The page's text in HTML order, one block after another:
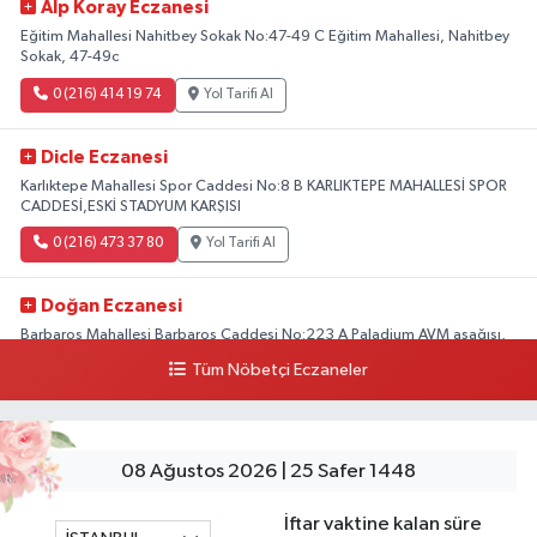
Alp Koray Eczanesi
Eğitim Mahallesi Nahitbey Sokak No:47-49 C Eğitim Mahallesi, Nahitbey
Sokak, 47-49c
0 (216) 414 19 74 Yol Tarifi Al
Dicle Eczanesi
Karlıktepe Mahallesi Spor Caddesi No:8 B KARLIKTEPE MAHALLESİ SPOR
CADDESİ,ESKİ STADYUM KARŞISI
0 (216) 473 37 80 Yol Tarifi Al
Doğan Eczanesi
Barbaros Mahallesi Barbaros Caddesi No:223 A Paladium AVM aşağısı,
Mali Eczanesi
Merkez Mahallesi Tüloğlu Sokak No:4 A REŞİTPAŞACADDESİ QNB BANK
Tüm Nöbetçi Eczaneler
08 Ağustos 2026 | 25 Safer 1448
İftar vaktine kalan süre